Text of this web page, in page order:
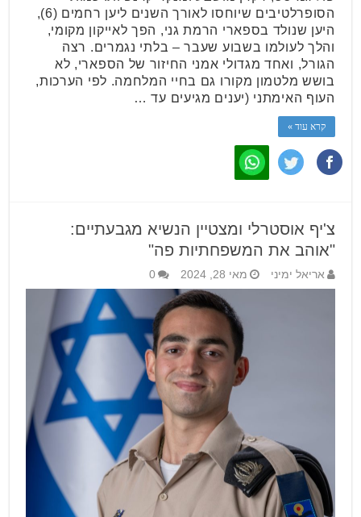
הסופרלטיבים שיוחסו לאורך השנים ליען רחמים (6),
היען שנולד בספארי הרמת גני, הפך לאייקון מקומי,
והלך לעולמו בשבוע שעבר – בלתי נגמרים. רצה
הגורל, ואחד מגדולי אמני החיזור של הספארי, לא
בושש מלטמון מקורו גם בחיי המלחמה. לפי הערכות,
העוף האימתני (יענים מגיעים עד …
קרא עוד »
צ'יף אוסטרלי ומצטיין הנשיא מגבעתיים:
"אוהב את המשפחתיות פה"
אריאל ימיני מאי 28, 2024 0